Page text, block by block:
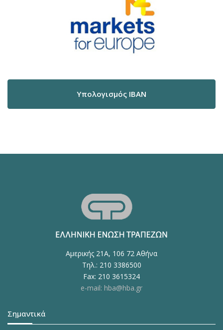
Υπολογισμός IBAN
Αμερικής 21Α, 106 72 Αθήνα
Τηλ.: 210 3386500
Fax: 210 3615324
e-mail: hba@hba.gr
Σημαντικά